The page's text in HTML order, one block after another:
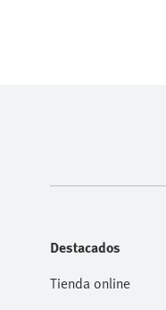
Destacados
Tienda online